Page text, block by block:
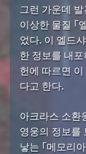
그런 가운데
이상한 물질 「
었다. 이 엘드
한 정보를 내
헌에 따르면
다고 한다.
아크라스 소환
영웅의 정보를
낳는 「메모리